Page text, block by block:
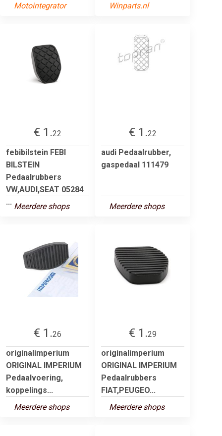
Motointegrator Winparts.nl
€ 1.22
febibilstein FEBI
BILSTEIN
Pedaalrubbers
VW,AUDI,SEAT 05284
... Meerdere shops
€ 1.22
audi Pedaalrubber,
gaspedaal 111479
Meerdere shops
€ 1.26
originalimperium
ORIGINAL IMPERIUM
Pedaalvoering,
koppelings...
Meerdere shops
€ 1.29
originalimperium
ORIGINAL IMPERIUM
Pedaalrubbers
FIAT,PEUGEO...
Meerdere shops